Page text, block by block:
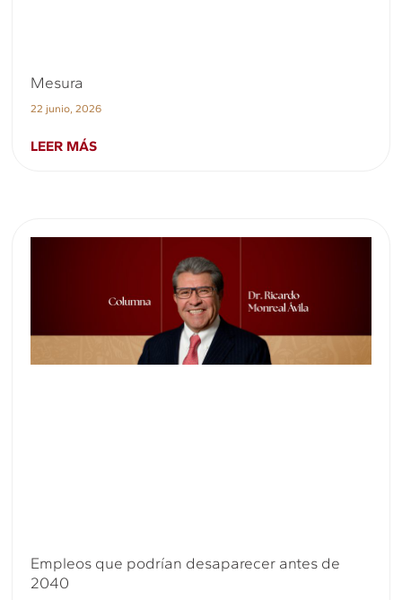
Mesura
22 junio, 2026
LEER MÁS
Empleos que podrían desaparecer antes de
2040